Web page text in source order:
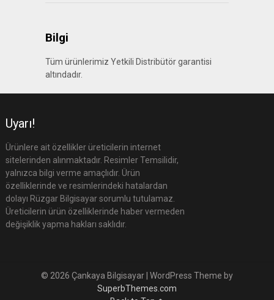
Bilgi
Tüm ürünlerimiz Yetkili Distribütör garantisi
altındadır.
Uyarı!
Ürünlere ait özellikler üreticilerin internet
sitelerinden alınmaktadır. Resimler Temsilidir,
yalnızca bilgi verme amaçlıdır. Ürün
özelliklerinde ve resimlerindeki hatalardan
dolayı Rüzgar Bilgisayar sorumlu tutulamaz.
Üreticilerin ürün özelliklerinde haber vermeden
değişiklik yapma hakları saklıdır.
© 2026 Çankaya Bilgisayar | WordPress Theme by
SuperbThemes.com